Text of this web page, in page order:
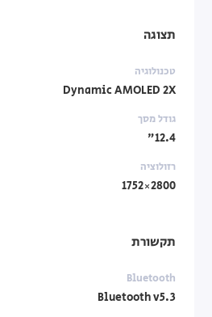
תצוגה
טכנולוגיה
Dynamic AMOLED 2X
גודל מסך
12.4"‎
רזולוציה
2800×1752
תקשורת
Bluetooth
Bluetooth v5.3